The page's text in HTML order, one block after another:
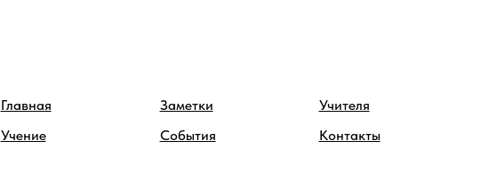
Главная
Учение
Заметки
События
Учителя
Контакты